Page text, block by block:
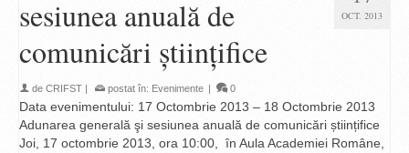
OCT. 2013
sesiunea anuală de
comunicări ştiinţifice
de CRIFST | postat în: Evenimente | 0
Data evenimentului: 17 Octombrie 2013 – 18 Octombrie 2013
Adunarea generală şi sesiunea anuală de comunicări științifice
Joi, 17 octombrie 2013, ora 10:00, în Aula Academiei Române,